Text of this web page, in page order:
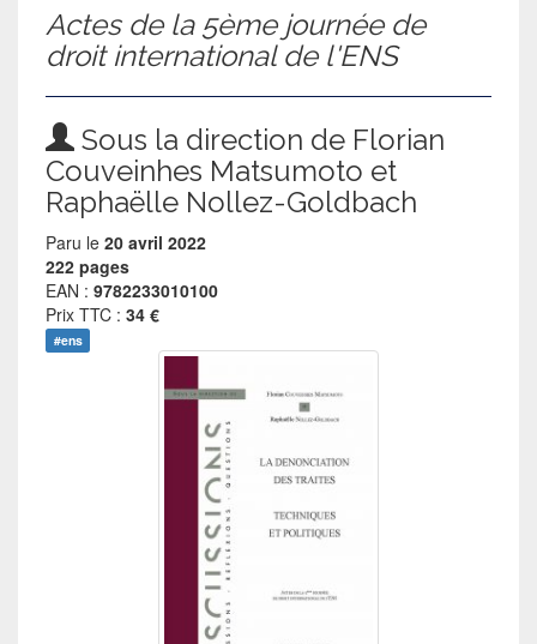
Actes de la 5ème journée de
droit international de l'ENS
Sous la direction de Florian
Couveinhes Matsumoto et
Raphaëlle Nollez-Goldbach
Paru le20 avril 2022
222 pages
EAN :9782233010100
Prix TTC :34 €
#ens